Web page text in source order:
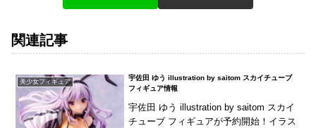
関連記事
美少女フィギュア
宇佐田 ゆう illustration by saitom スカイチューブ
フィギュア情報
宇佐田 ゆう illustration by saitom スカイ
チューブ フィギュアが予約開始！イラス